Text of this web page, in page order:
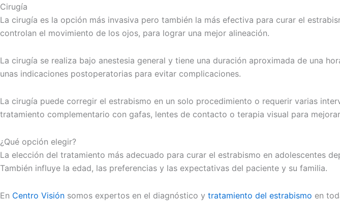
Cirugía
La cirugía es la opción más invasiva pero también la más efectiva para curar el
controlan el movimiento de los ojos, para lograr una mejor alineación.
La cirugía se realiza bajo anestesia general y tiene una duración aproximada de una
unas indicaciones postoperatorias para evitar complicaciones.
La cirugía puede corregir el estrabismo en un solo procedimiento o requerir varias
tratamiento complementario con gafas, lentes de contacto o terapia visual para
¿Qué opción elegir?
La elección del tratamiento más adecuado para curar el estrabismo en adolescentes
También influye la edad, las preferencias y las expectativas del paciente y su familia.
En Centro Visión somos expertos en el diagnóstico y tratamiento del estrabismo en